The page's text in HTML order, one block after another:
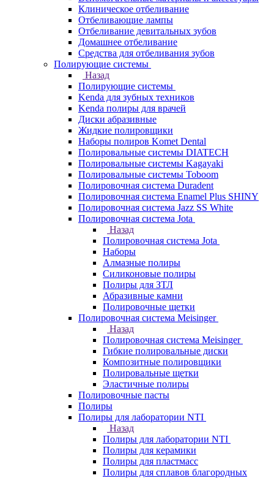
Клиническое отбеливание
Отбеливающие лампы
Отбеливание девитальных зубов
Домашнее отбеливание
Средства для отбеливания зубов
Полирующие системы
Назад
Полирующие системы
Kenda для зубных техников
Kenda полиры для врачей
Диски абразивные
Жидкие полировщики
Наборы полиров Komet Dental
Полировальные системы DIATECH
Полировальные системы Kagayaki
Полировальные системы Toboom
Полировочная система Duradent
Полировочная система Enamel Plus SHINY
Полировочная система Jazz SS White
Полировочная система Jota
Назад
Полировочная система Jota
Наборы
Алмазные полиры
Силиконовые полиры
Полиры для ЗТЛ
Абразивные камни
Полировочные щетки
Полировочная система Meisinger
Назад
Полировочная система Meisinger
Гибкие полировальные диски
Композитные полировщики
Полировальные щетки
Эластичные полиры
Полировочные пасты
Полиры
Полиры для лаборатории NTI
Назад
Полиры для лаборатории NTI
Полиры для керамики
Полиры для пластмасс
Полиры для сплавов благородных